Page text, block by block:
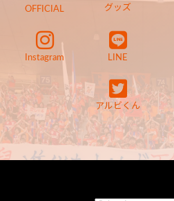
OFFICIAL グッズ
Instagram LINE
アルビくん